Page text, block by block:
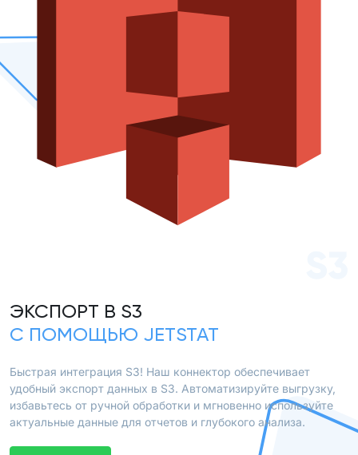
ЭКСПОРТ В S3
С ПОМОЩЬЮ JETSTAT
Быстрая интеграция S3! Наш коннектор обеспечивает
удобный экспорт данных в S3. Автоматизируйте выгрузку,
избавьтесь от ручной обработки и мгновенно используйте
актуальные данные для отчетов и глубокого анализа.